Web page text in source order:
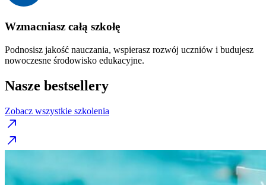
Wzmacniasz całą szkołę
Podnosisz jakość nauczania, wspierasz rozwój uczniów i budujesz
nowoczesne środowisko edukacyjne.
Nasze bestsellery
Zobacz wszystkie szkolenia